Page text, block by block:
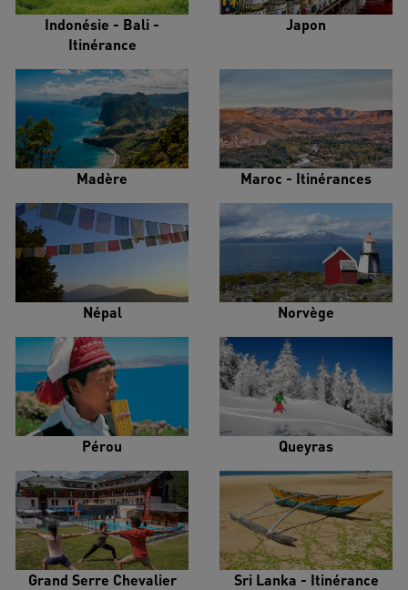
Indonésie - Bali -
Itinérance
Japon
Madère Maroc - Itinérances
Népal Norvège
Pérou Queyras
Grand Serre Chevalier Sri Lanka - Itinérance